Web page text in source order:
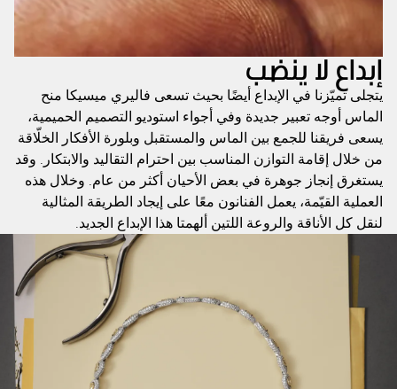
إبداع لا ينضب
يتجلى تميّزنا في الإبداع أيضًا بحيث تسعى فاليري ميسيكا منح
الماس أوجه تعبير جديدة وفي أجواء استوديو التصميم الحميمية،
يسعى فريقنا للجمع بين الماس والمستقبل وبلورة الأفكار الخلّاقة
من خلال إقامة التوازن المناسب بين احترام التقاليد والابتكار. وقد
يستغرق إنجاز جوهرة في بعض الأحيان أكثر من عام. وخلال هذه
العملية القيّمة، يعمل الفنانون معًا على إيجاد الطريقة المثالية
لنقل كل الأناقة والروعة اللتين ألهمتا هذا الإبداع الجديد.